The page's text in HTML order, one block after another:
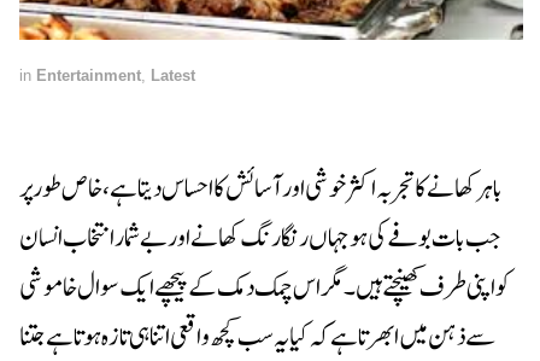
in Entertainment, Latest
باہر کھانے کا تجربہ اکثر خوشی اور آسائش کا احساس دیتا ہے، خاص طور پر
جب بات بوفے کی ہو جہاں رنگا رنگ کھانے اور بے شمار انتخاب انسان
کو اپنی طرف کھینچتے ہیں۔ مگر اس چمک دمک کے پیچھے ایک سوال خاموشی
سے ذہن میں ابھرتا ہے کہ کیا یہ سب کچھ واقعی اتنا ہی تازہ ہوتا ہے جتنا